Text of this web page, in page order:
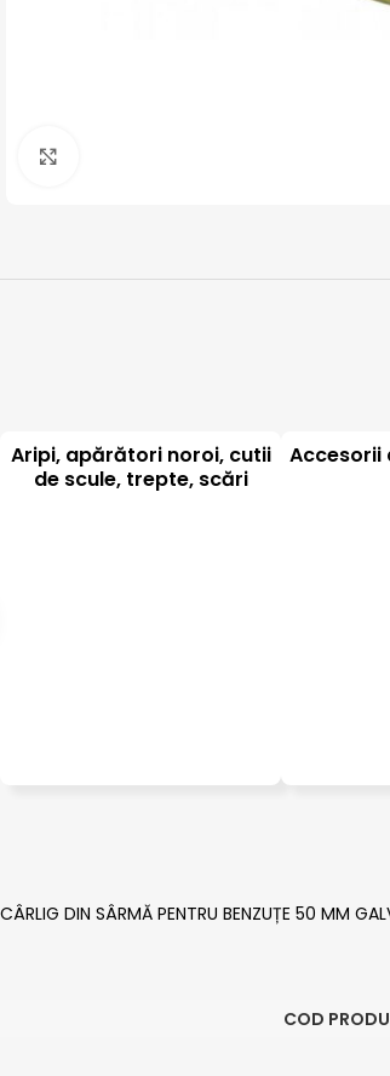
Aripi, apărători noroi, cutii
de scule, trepte, scări
Accesorii
CÂRLIG DIN SÂRMĂ PENTRU BENZUȚE 50 MM
COD